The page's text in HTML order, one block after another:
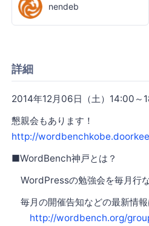
nendeb
詳細
2014年12月06日（土）14:00～
懇親会もあります！
http://
■WordBench神戸とは？
WordPressの勉強会を毎月行
毎月の開催告知などの最新情報
http://wordbench.org/